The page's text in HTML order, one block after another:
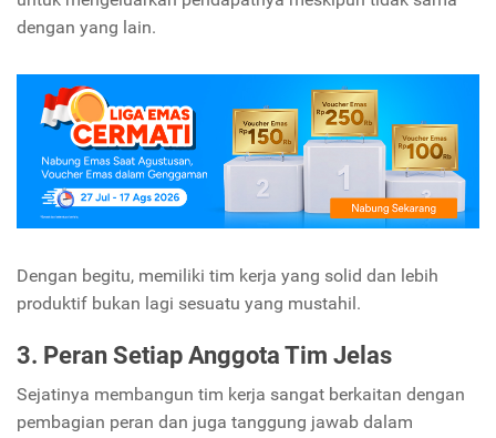
dengan yang lain.
Dengan begitu, memiliki tim kerja yang solid dan lebih
produktif bukan lagi sesuatu yang mustahil.
3. Peran Setiap Anggota Tim Jelas
Sejatinya membangun tim kerja sangat berkaitan dengan
pembagian peran dan juga tanggung jawab dalam